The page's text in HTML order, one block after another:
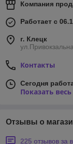
Компания
Работает с
г. Клецк
Контакты
Сегодня
Показать
Отзывы о
225 отзывов за